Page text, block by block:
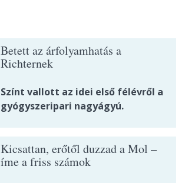
Betett az árfolyamhatás a
Richternek
Színt vallott az idei első félévről a
gyógyszeripari nagyágyú.
Kicsattan, erőtől duzzad a Mol –
íme a friss számok